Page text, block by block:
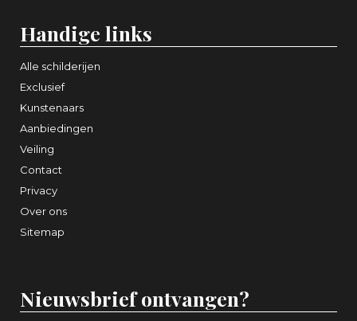
Handige links
Alle schilderijen
Exclusief
Kunstenaars
Aanbiedingen
Veiling
Contact
Privacy
Over ons
Sitemap
Nieuwsbrief ontvangen?